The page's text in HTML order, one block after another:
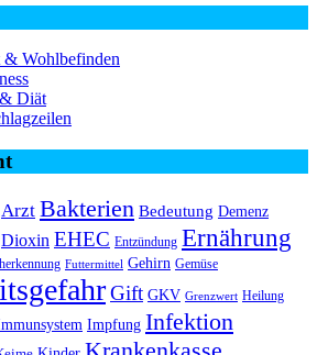
& Wohlbefinden
Diät
Arzt Bakterien Bedeutung Demenz
Dioxin EHEC Entzündung Ernährung
Futtermittel Gehirn Gemüse
Gift GKV Grenzwert Heilung
Impfung Infektion